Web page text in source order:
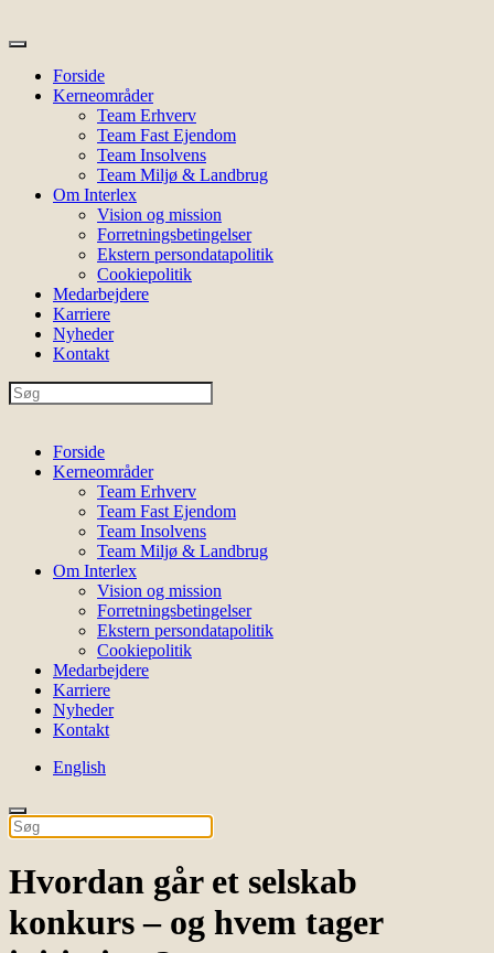
Forside
Kerneområder
Team Erhverv
Team Fast Ejendom
Team Insolvens
Team Miljø & Landbrug
Om Interlex
Vision og mission
Forretningsbetingelser
Ekstern persondatapolitik
Cookiepolitik
Medarbejdere
Karriere
Nyheder
Kontakt
Forside
Kerneområder
Team Erhverv
Team Fast Ejendom
Team Insolvens
Team Miljø & Landbrug
Om Interlex
Vision og mission
Forretningsbetingelser
Ekstern persondatapolitik
Cookiepolitik
Medarbejdere
Karriere
Nyheder
Kontakt
English
Hvordan går et selskab
konkurs – og hvem tager